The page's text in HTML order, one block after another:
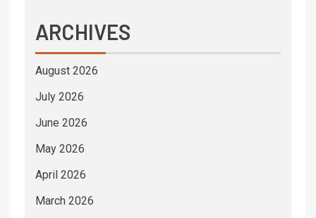
ARCHIVES
August 2026
July 2026
June 2026
May 2026
April 2026
March 2026